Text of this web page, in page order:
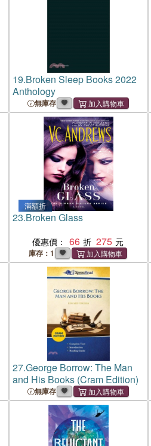
19.Broken Sleep Books 2022
Anthology
無庫存
滿額折
23.Broken Glass
優惠價： 66 275
庫存：1
27.George Borrow: The Man
and His Books (Cram Edition)
無庫存